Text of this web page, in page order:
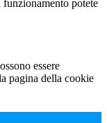
funzionamento potete
essere
pagina della cookie